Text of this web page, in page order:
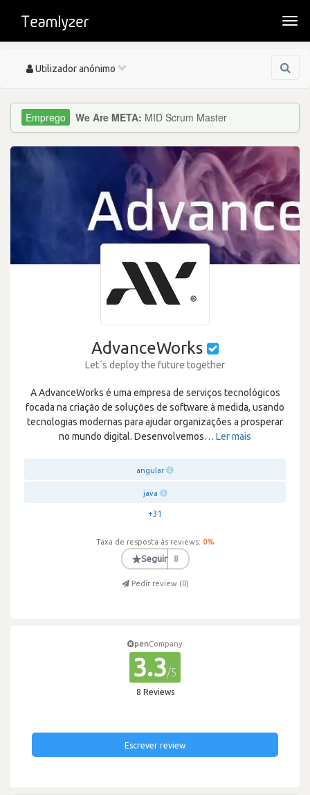
Toggle
Utilizador anónimo
We Are META: MID Scrum Master
AdvanceWorks
Let´s deploy the future together
A AdvanceWorks é uma empresa de serviços tecnológicos
focada na criação de soluções de software à medida, usando
tecnologias modernas para ajudar organizações a prosperar
no mundo digital. Desenvolvemos… Ler mais
angular
java
+31
Taxa de resposta às reviews: 0%
★Seguir 8
Pedir review (0)
penCompany
3.3/5
8 Reviews
Escrever review